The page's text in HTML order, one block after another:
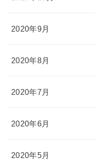
2020年9月
2020年8月
2020年7月
2020年6月
2020年5月